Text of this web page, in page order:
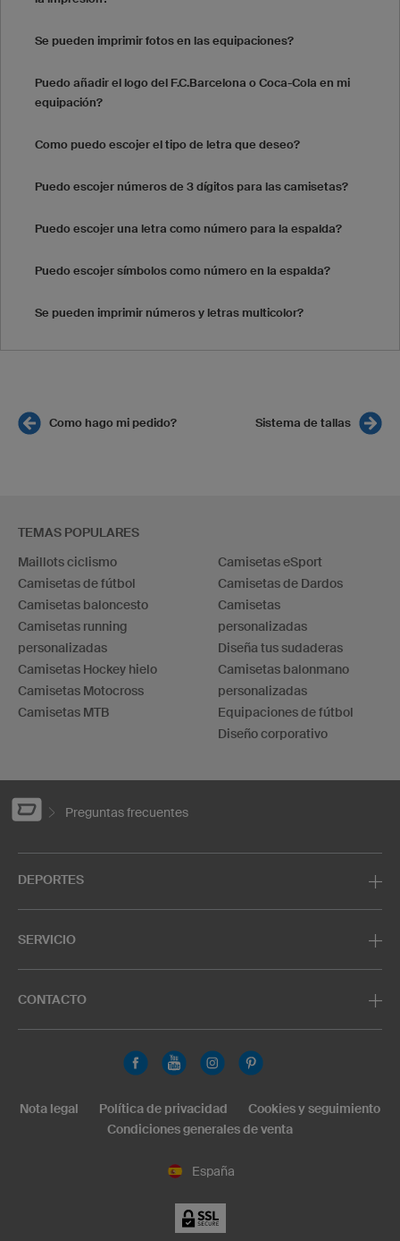
Se pueden imprimir fotos en las equipaciones?
Puedo añadir el logo del F.C.Barcelona o Coca-Cola en mi
equipación?
Como puedo escojer el tipo de letra que deseo?
Puedo escojer números de 3 dígitos para las camisetas?
Puedo escojer una letra como número para la espalda?
Puedo escojer símbolos como número en la espalda?
Se pueden imprimir números y letras multicolor?
Como hago mi pedido? Sistema de tallas
TEMAS POPULARES
Maillots ciclismo
Camisetas de fútbol
Camisetas baloncesto
Camisetas running
personalizadas
Camisetas Hockey hielo
Camisetas Motocross
Camisetas MTB
Camisetas eSport
Camisetas de Dardos
Camisetas
personalizadas
Diseña tus sudaderas
Camisetas balonmano
personalizadas
Equipaciones de fútbol
Diseño corporativo
Preguntas frecuentes
DEPORTES
SERVICIO
CONTACTO
España
Nota legal Política de privacidad
Cookies y seguimiento
Condiciones generales de venta